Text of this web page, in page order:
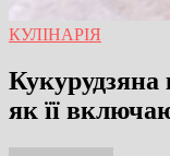
КУЛІНАРІЯ
Кукурудзяна
як її